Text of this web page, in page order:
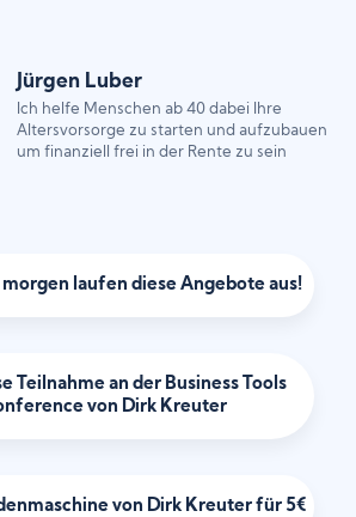
Jürgen Luber
Ich helfe Menschen ab 40 dabei Ihre
Altersvorsorge zu starten und aufzubauen
um finanziell frei in der Rente zu sein
morgen laufen diese Angebote aus!
Teilnahme an der Business Tools
von Dirk Kreuter
von Dirk Kreuter für 5€